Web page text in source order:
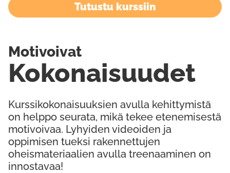
Tutustu kurssiin
Kurssikokonaisuuksien avulla kehittymistä
on helppo seurata, mikä tekee etenemisestä
motivoivaa. Lyhyiden videoiden ja
oppimisen tueksi rakennettujen
oheismateriaalien avulla treenaaminen on
innostavaa!
Kokonaisuudet
Motivoivat